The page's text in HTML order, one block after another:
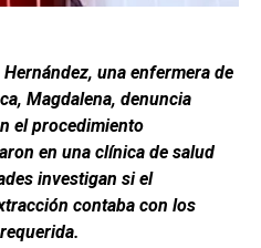
una enfermera de
Magdalena, denuncia
el procedimiento
en una clínica de salud
investigan si el
contaba con los